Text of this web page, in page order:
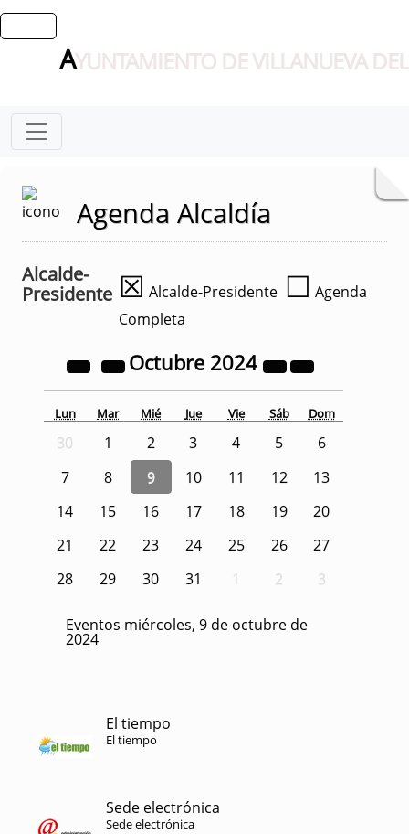
AYUNTAMIENTO DE VILLANUEVA
Agenda Alcaldía
Alcalde-
Presidente ☒ Alcalde-Presidente ☐ Agenda
Completa
Octubre 2024
Lun Mar Mié Jue Vie Sáb Dom
30 1 2 3 4 5
6
7
8 9 10 11 12
13
14
15 16 17 18 19
20
21
22 23 24 25 26
27
28
29 30 31 1 2 3
Eventos miércoles, 9 de octubre de
2024
El tiempo
El tiempo
Sede electrónica
Sede electrónica